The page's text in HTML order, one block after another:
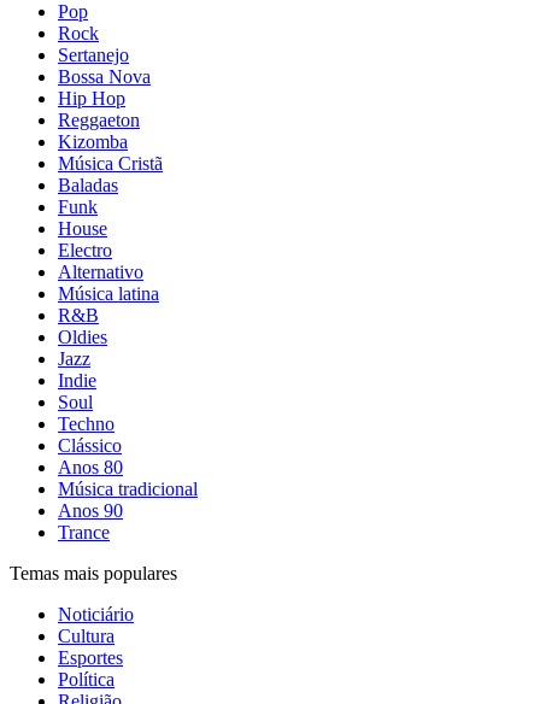
Pop
Rock
Sertanejo
Bossa Nova
Hip Hop
Reggaeton
Kizomba
Música Cristã
Baladas
Funk
House
Electro
Alternativo
Música latina
R&B
Oldies
Jazz
Indie
Soul
Techno
Clássico
Anos 80
Música tradicional
Anos 90
Trance
Temas mais populares
Noticiário
Cultura
Esportes
Política